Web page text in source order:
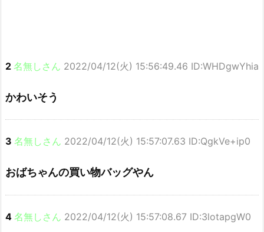
2 名無しさん 2022/04/12(火) 15:56:49.46 ID:WHDgwYhia
かわいそう
3 名無しさん 2022/04/12(火) 15:57:07.63 ID:QgkVe+ip0
おばちゃんの買い物バッグやん
4 名無しさん 2022/04/12(火) 15:57:08.67 ID:3lotapgW0